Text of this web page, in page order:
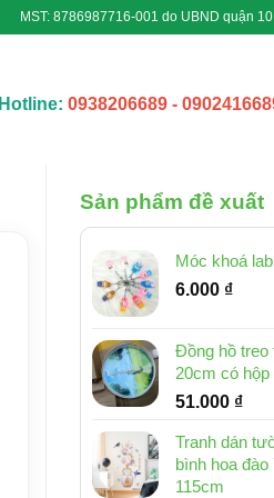
MST: 8786987716-001 do UBND quận
Hotline: 0938206689 -
Sản phẩm đề xuất
Móc khoá
6.000 ₫
Đồng hồ
20cm có hộp
51.000 ₫
Tranh dán
bình hoa
115cm